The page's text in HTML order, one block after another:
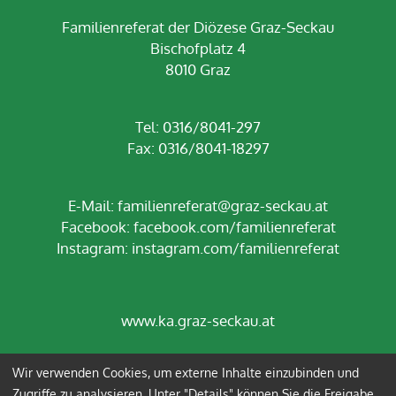
Familienreferat der Diözese Graz-Seckau
Bischofplatz 4
8010 Graz
Tel: 0316/8041-297
Fax: 0316/8041-18297
E-Mail: familienreferat@graz-seckau.at
Facebook: facebook.com/familienreferat
Instagram: instagram.com/familienreferat
www.ka.graz-seckau.at
Impressum Datenschutz
Wir verwenden Cookies, um externe Inhalte einzubinden und